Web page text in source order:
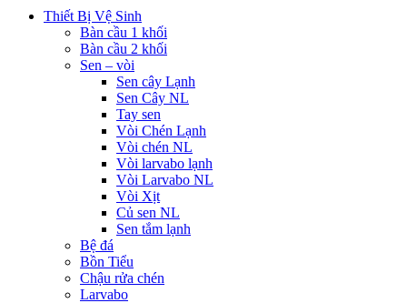
Thiết Bị Vệ Sinh
Bàn cầu 1 khối
Bàn cầu 2 khối
Sen – vòi
Sen cây Lạnh
Sen Cây NL
Tay sen
Vòi Chén Lạnh
Vòi chén NL
Vòi larvabo lạnh
Vòi Larvabo NL
Vòi Xịt
Củ sen NL
Sen tắm lạnh
Bệ đá
Bồn Tiểu
Chậu rửa chén
Larvabo